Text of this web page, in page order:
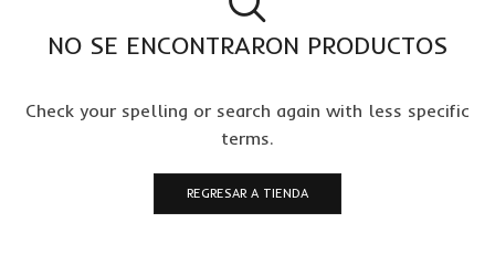
NO SE ENCONTRARON PRODUCTOS
Check your spelling or search again with less specific
terms.
REGRESAR A TIENDA